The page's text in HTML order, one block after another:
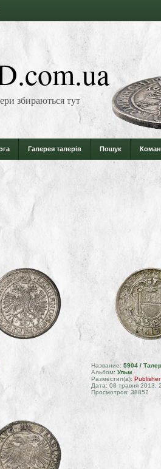
збираються тут
Галерея талерів Пошук
Название: 5904 /
Альбом: Ульм
Разместил(а): Publisher
Дата: 08 травня 2013,
Просмотров: 38852